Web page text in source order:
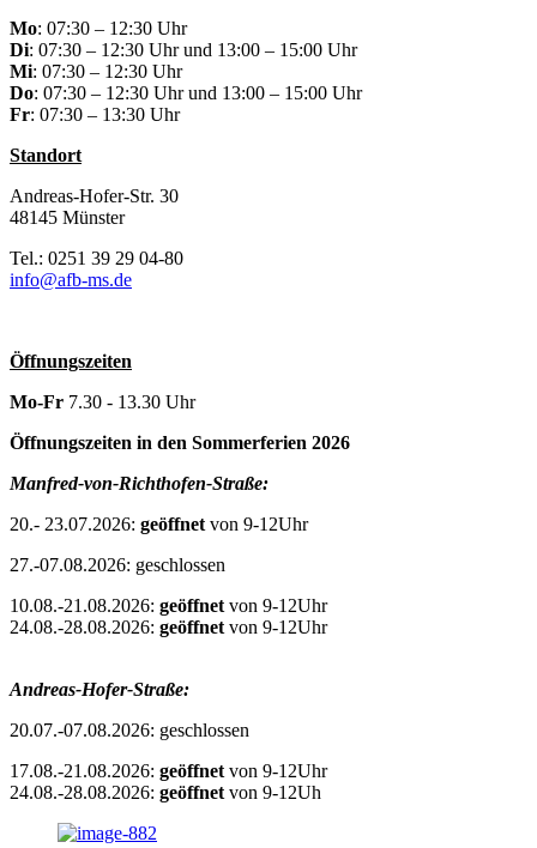
Mo: 07:30 – 12:30 Uhr
Di: 07:30 – 12:30 Uhr und 13:00 – 15:00 Uhr
Mi: 07:30 – 12:30 Uhr
Do: 07:30 – 12:30 Uhr und 13:00 – 15:00 Uhr
Fr: 07:30 – 13:30 Uhr
Standort
Andreas-Hofer-Str. 30
48145 Münster
Tel.: 0251 39 29 04-80
info@afb-ms.de
Öffnungszeiten
Mo-Fr 7.30 - 13.30 Uhr
Öffnungszeiten in den Sommerferien 2026
Manfred-von-Richthofen-Straße:
20.- 23.07.2026: geöffnet von 9-12Uhr
27.-07.08.2026: geschlossen
10.08.-21.08.2026: geöffnet von 9-12Uhr
24.08.-28.08.2026: geöffnet von 9-12Uhr
Andreas-Hofer-Straße:
20.07.-07.08.2026: geschlossen
17.08.-21.08.2026: geöffnet von 9-12Uhr
24.08.-28.08.2026: geöffnet von 9-12Uh